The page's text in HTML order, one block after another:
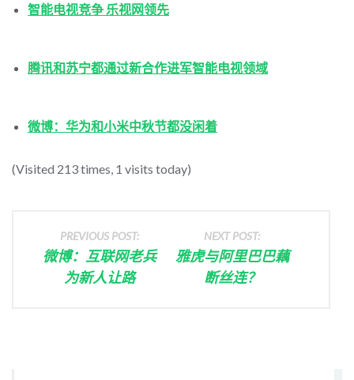
智能电视竞争 乐视网领先
腾讯和苏宁都通过新合作进军智能电视领域
微博：华为和小米中秋节都没闲着
(Visited 213 times, 1 visits today)
PREVIOUS POST:
微博：互联网老兵
为新人让路
NEXT POST:
雅虎与阿里巴巴藕
断丝连？